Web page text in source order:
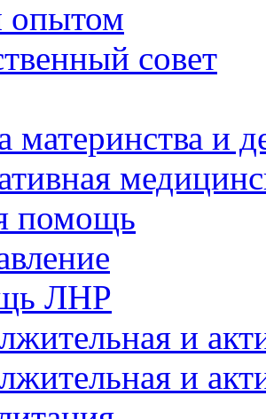
опытом
совет
материнства и
помощь
ЛНР
и
и